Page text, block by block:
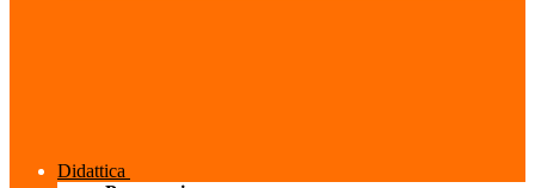
Didattica